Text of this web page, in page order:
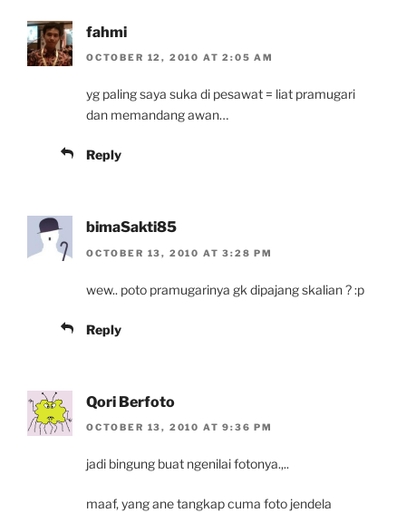
fahmi
OCTOBER 12, 2010 AT 2:05 AM
yg paling saya suka di pesawat = liat pramugari
dan memandang awan…
Reply
bimaSakti85
OCTOBER 13, 2010 AT 3:28 PM
wew.. poto pramugarinya gk dipajang skalian ? :p
Reply
Qori Berfoto
OCTOBER 13, 2010 AT 9:36 PM
jadi bingung buat ngenilai fotonya.,..
maaf, yang ane tangkap cuma foto jendela